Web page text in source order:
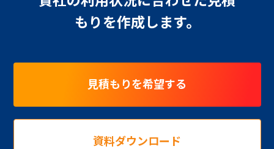
もりを作成します。
見積もりを希望する
資料ダウンロード